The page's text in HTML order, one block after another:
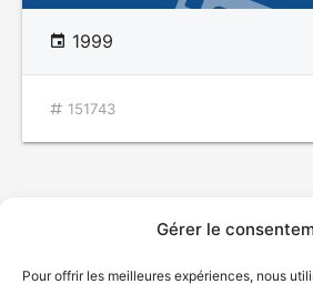
Gérer le
Pour offrir les meilleures expériences, nous
1999
151743